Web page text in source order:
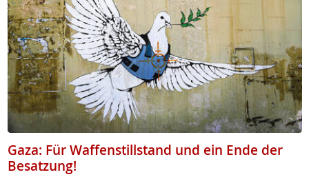
Gaza: Für Waffenstillstand und ein Ende der
Besatzung!